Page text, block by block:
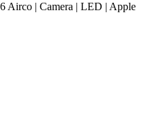
Airco | Camera | LED | Apple